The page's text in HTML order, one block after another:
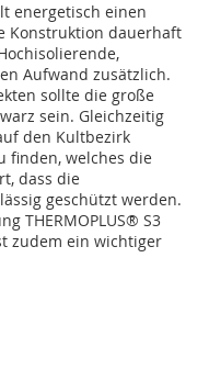
energetisch einen
Konstruktion dauerhaft
Aufwand zusätzlich.
sollte die große
sein. Gleichzeitig
den Kultbezirk
finden, welches die
dass die
geschützt werden.
THERMOPLUS® S3
zudem ein wichtiger